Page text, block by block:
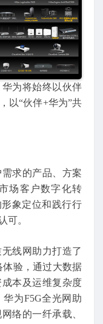
为将始终以伙伴
以“伙伴+华为”共
求的产品、方案
场客户数字化转
象定位和践行行
可。
线网助力打造了
体验，通过大数据
本及运维复杂度
为F5G全光网助
络的一纤承载、